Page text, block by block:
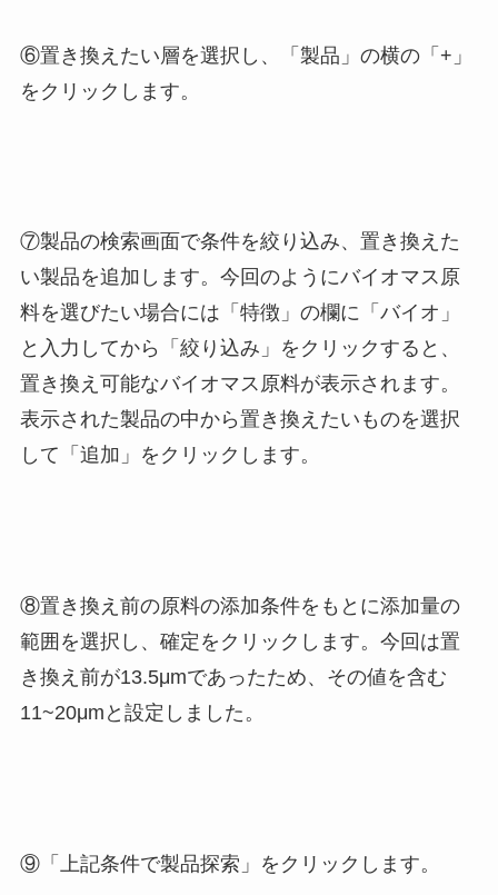
⑥置き換えたい層を選択し、「製品」の横の「+」
をクリックします。
⑦製品の検索画面で条件を絞り込み、置き換えた
い製品を追加します。今回のようにバイオマス原
料を選びたい場合には「特徴」の欄に「バイオ」
と入力してから「絞り込み」をクリックすると、
置き換え可能なバイオマス原料が表示されます。
表示された製品の中から置き換えたいものを選択
して「追加」をクリックします。
⑧置き換え前の原料の添加条件をもとに添加量の
範囲を選択し、確定をクリックします。今回は置
き換え前が13.5μmであったため、その値を含む
11~20μmと設定しました。
⑨「上記条件で製品探索」をクリックします。